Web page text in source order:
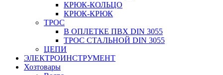
КРЮК-КОЛЬЦО
КРЮК-КРЮК
ТРОС
В ОПЛЕТКЕ ПВХ DIN 3055
ТРОС СТАЛЬНОЙ DIN 3055
ЦЕПИ
ЭЛЕКТРОИНСТРУМЕНТ
Хозтовары